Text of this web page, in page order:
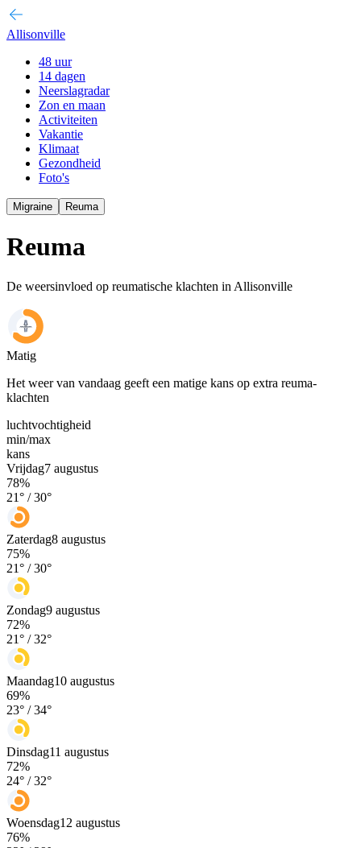
Allisonville
48 uur
14 dagen
Neerslagradar
Zon en maan
Activiteiten
Vakantie
Klimaat
Gezondheid
Foto's
Migraine Reuma
Reuma
De weersinvloed op reumatische klachten in Allisonville
Matig
Het weer van vandaag geeft een matige kans op extra reuma-
klachten
luchtvochtigheid
min/max
kans
Vrijdag7 augustus
78%
21° /30°
Zaterdag8 augustus
75%
21° /30°
Zondag9 augustus
72%
21° /32°
Maandag10 augustus
69%
23° /34°
Dinsdag11 augustus
72%
24° /32°
Woensdag12 augustus
76%